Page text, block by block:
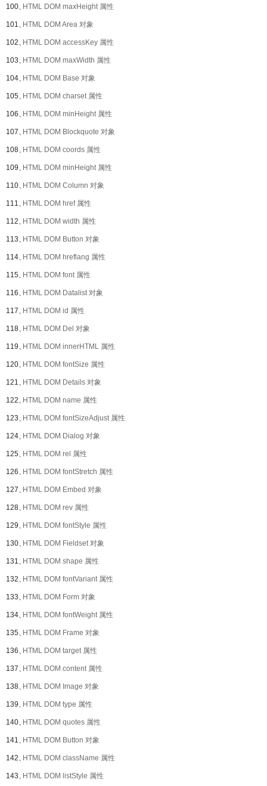
100、HTML DOM maxHeight 属性
101、HTML DOM Area 对象
102、HTML DOM accessKey 属性
103、HTML DOM maxWidth 属性
104、HTML DOM Base 对象
105、HTML DOM charset 属性
106、HTML DOM minHeight 属性
107、HTML DOM Blockquote 对象
108、HTML DOM coords 属性
109、HTML DOM minHeight 属性
110、HTML DOM Column 对象
111、HTML DOM href 属性
112、HTML DOM width 属性
113、HTML DOM Button 对象
114、HTML DOM hreflang 属性
115、HTML DOM font 属性
116、HTML DOM Datalist 对象
117、HTML DOM id 属性
118、HTML DOM Del 对象
119、HTML DOM innerHTML 属性
120、HTML DOM fontSize 属性
121、HTML DOM Details 对象
122、HTML DOM name 属性
123、HTML DOM fontSizeAdjust 属性
124、HTML DOM Dialog 对象
125、HTML DOM rel 属性
126、HTML DOM fontStretch 属性
127、HTML DOM Embed 对象
128、HTML DOM rev 属性
129、HTML DOM fontStyle 属性
130、HTML DOM Fieldset 对象
131、HTML DOM shape 属性
132、HTML DOM fontVariant 属性
133、HTML DOM Form 对象
134、HTML DOM fontWeight 属性
135、HTML DOM Frame 对象
136、HTML DOM target 属性
137、HTML DOM content 属性
138、HTML DOM Image 对象
139、HTML DOM type 属性
140、HTML DOM quotes 属性
141、HTML DOM Button 对象
142、HTML DOM className 属性
143、HTML DOM listStyle 属性